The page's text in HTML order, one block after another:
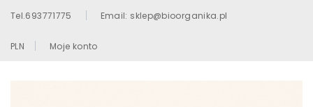
Tel.693771775 Email: sklep@bioorganika.pl
PLN Moje konto